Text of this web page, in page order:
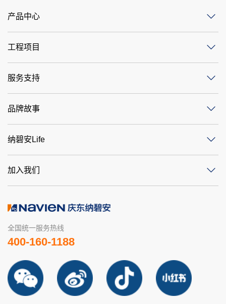
产品中心
工程项目
服务支持
品牌故事
纳碧安Life
加入我们
全国统一服务热线
400-160-1188